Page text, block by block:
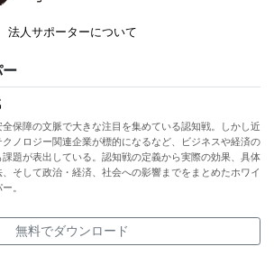
法人サポーターについて
ー
全保障の文脈で大きな注目を集めている認知戦。しかし近
クノロジー関連企業が標的になるなど、ビジネスや経済の
課題が表出している。認知戦の定義から実際の効果、具体
、そして政治・経済、社会への影響までをまとめたホワイ
。
無料でダウンロード